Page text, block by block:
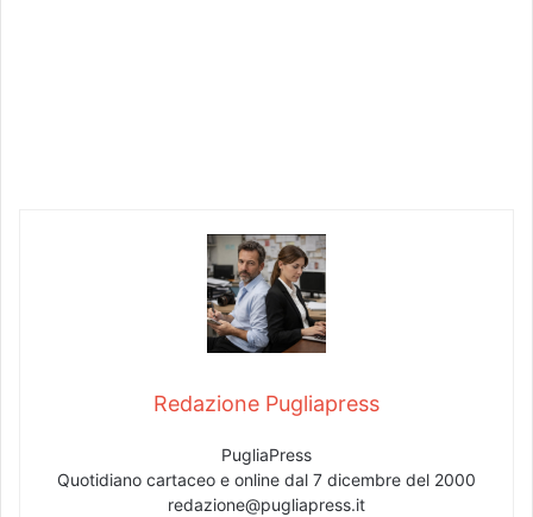
Redazione Pugliapress
PugliaPress
Quotidiano cartaceo e online dal 7 dicembre del 2000
redazione@pugliapress.it